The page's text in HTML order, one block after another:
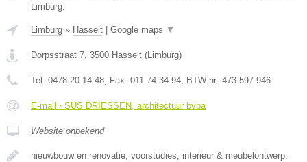
Limburg.
Limburg » Hasselt Google maps ▼
Dorpsstraat 7, 3500 Hasselt (Limburg)
Tel: 0478 20 14 48, Fax: 011 74 34 94, BTW-nr: 473 597 946
E-mail › SUS DRIESSEN, architectuur bvba
Website onbekend
nieuwbouw en renovatie, voorstudies, interieur & meubelontwerp.